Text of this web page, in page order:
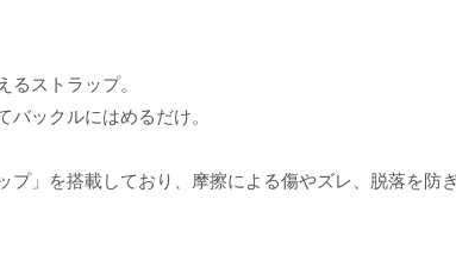
ストラップ。
ックルにはめるだけ。
プ」を搭載しており、摩擦による傷やズレ、脱落を防ぎ